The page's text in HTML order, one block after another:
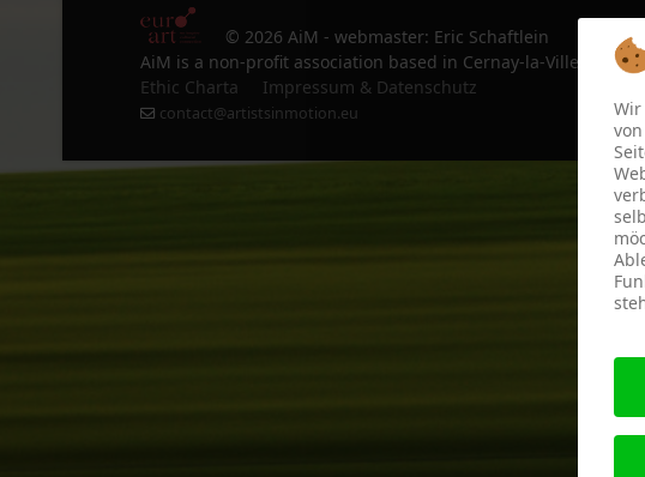
© 2026 AiM - webmaster: Eric Schaftlein
AiM is a non-profit association based in Cernay-la-Ville,
Ethic Charta
Impressum & Datenschutz
contact@artistsinmotion.eu
Wir